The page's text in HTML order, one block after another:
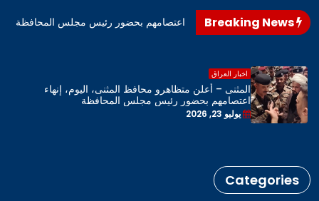
محافظ المثنى، اليوم، إنهاء اعتصامهم بحضور رئيس مجلس المحافظة
اخبار العراق
المثنى – أعلن متظاهرو محافظ المثنى، اليوم، إنهاء
اعتصامهم بحضور رئيس مجلس المحافظة
يوليو 23, 2026
Categories